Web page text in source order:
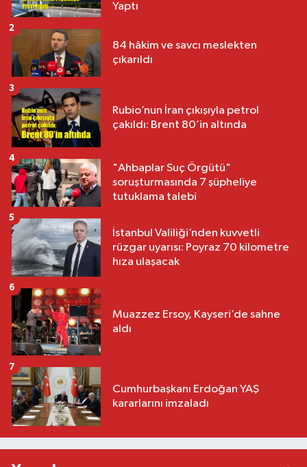
Yaptı
84 hâkim ve savcı meslekten
çıkarıldı
2
Rubio’nun İran çıkışıyla petrol
çakıldı: Brent 80’in altında
3
"Ahbaplar Suç Örgütü"
soruşturmasında 7 şüpheliye
tutuklama talebi
4
İstanbul Valiliği’nden kuvvetli
rüzgar uyarısı: Poyraz 70 kilometre
hıza ulaşacak
5
Muazzez Ersoy, Kayseri’de sahne
aldı
6
Cumhurbaşkanı Erdoğan YAŞ
kararlarını imzaladı
7